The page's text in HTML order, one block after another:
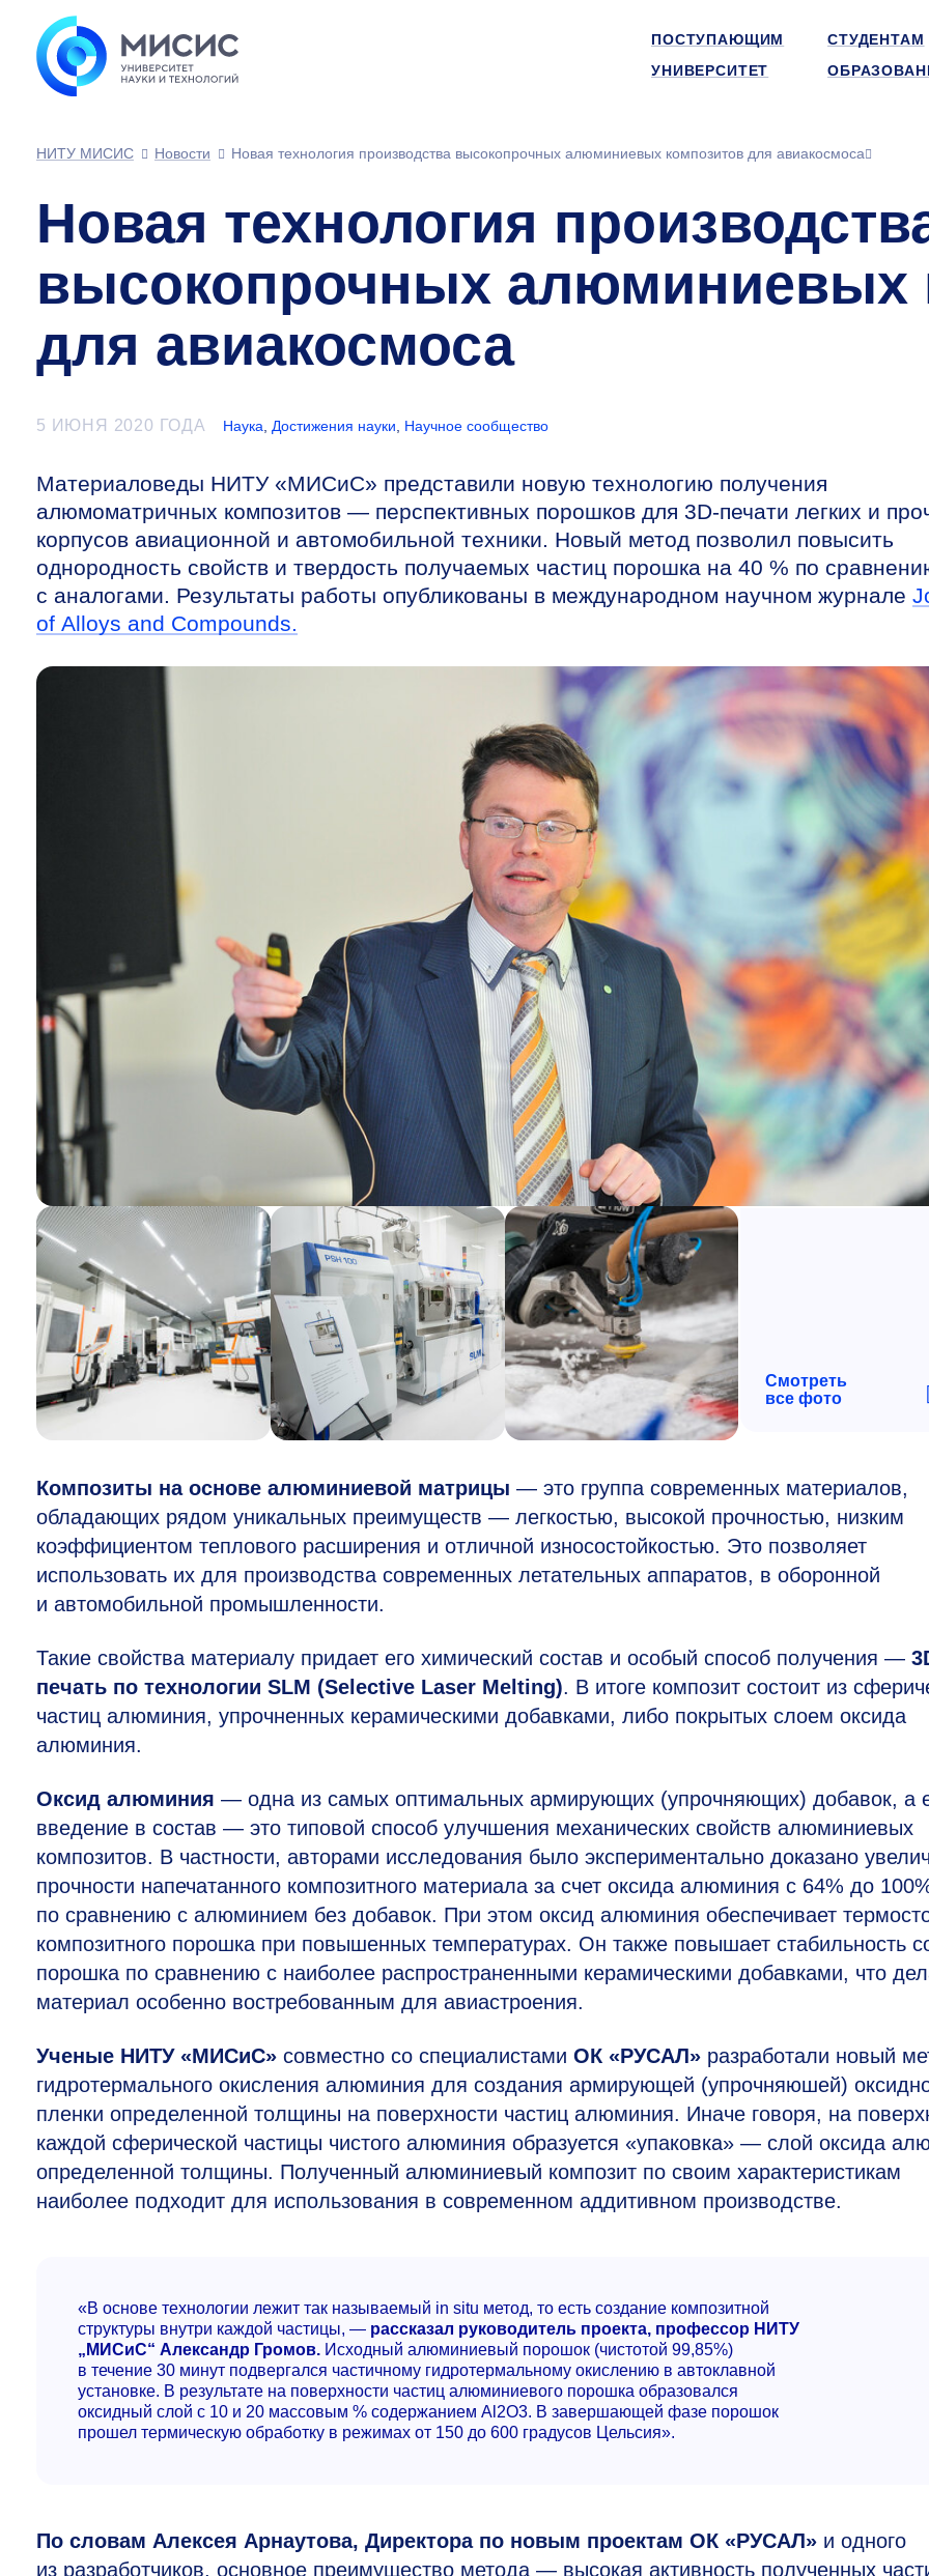
ПОСТУПАЮЩИМ СТУДЕНТАМ
УНИВЕРСИТЕТ
НИТУ МИСИС
Новости Новая технология производства высокопрочных алюминиевых композитов для авиакосмоса
Новая технология
высокопрочных алюминиевых
для авиакосмоса
5 ИЮНЯ 2020 ГОДА Наука Достижения науки Научное сообщество
Материаловеды НИТУ «МИСиС» представили новую технологию получения
алюмоматричных композитов — перспективных порошков для 3D-печати легких и
корпусов авиационной и автомобильной техники. Новый метод позволил повысить
однородность свойств и твердость получаемых частиц порошка на 40 % по
с аналогами. Результаты работы опубликованы в международном научном журнале
of Alloys and Compounds.
Смотреть
все фото
Композиты на основе алюминиевой матрицы — это группа современных материалов,
обладающих рядом уникальных преимуществ — легкостью, высокой прочностью, низким
коэффициентом теплового расширения и отличной износостойкостью. Это позволяет
использовать их для производства современных летательных аппаратов, в оборонной
и автомобильной промышленности.
Такие свойства материалу придает его химический состав и особый способ получения —
печать по технологии SLM (Selective Laser Melting). В итоге композит состоит из
частиц алюминия, упрочненных керамическими добавками, либо покрытых слоем оксида
алюминия.
Оксид алюминия — одна из самых оптимальных армирующих (упрочняющих) добавок, а
введение в состав — это типовой способ улучшения механических свойств алюминиевых
композитов. В частности, авторами исследования было экспериментально доказано
прочности напечатанного композитного материала за счет оксида алюминия с 64% до
по сравнению с алюминием без добавок. При этом оксид алюминия обеспечивает
композитного порошка при повышенных температурах. Он также повышает стабильность
порошка по сравнению с наиболее распространенными керамическими добавками, что
материал особенно востребованным для авиастроения.
Ученые НИТУ «МИСиС» совместно со специалистами ОК «РУСАЛ» разработали новый
гидротермального окисления алюминия для создания армирующей (упрочняюшей)
пленки определенной толщины на поверхности частиц алюминия. Иначе говоря, на
каждой сферической частицы чистого алюминия образуется «упаковка» — слой оксида
определенной толщины. Полученный алюминиевый композит по своим характеристикам
наиболее подходит для использования в современном аддитивном производстве.
«В основе технологии лежит так называемый in situ метод, то есть создание композитной
структуры внутри каждой частицы, — рассказал руководитель проекта, профессор НИТУ
„МИСиС“ Александр Громов. Исходный алюминиевый порошок (чистотой 99,85%)
в течение 30 минут подвергался частичному гидротермальному окислению в автоклавной
установке. В результате на поверхности частиц алюминиевого порошка образовался
оксидный слой с 10 и 20 массовым % содержанием Al2O3. В завершающей фазе порошок
прошел термическую обработку в режимах от 150 до 600 градусов Цельсия».
По словам Алексея Арнаутова, Директора по новым проектам ОК «РУСАЛ» и одного
из разработчиков, основное преимущество метода — высокая активность полученных